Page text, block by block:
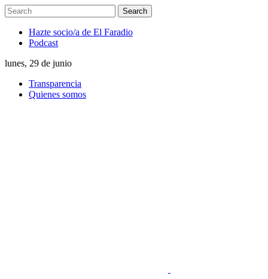
Hazte socio/a de El Faradio
Podcast
lunes, 29 de junio
Transparencia
Quienes somos